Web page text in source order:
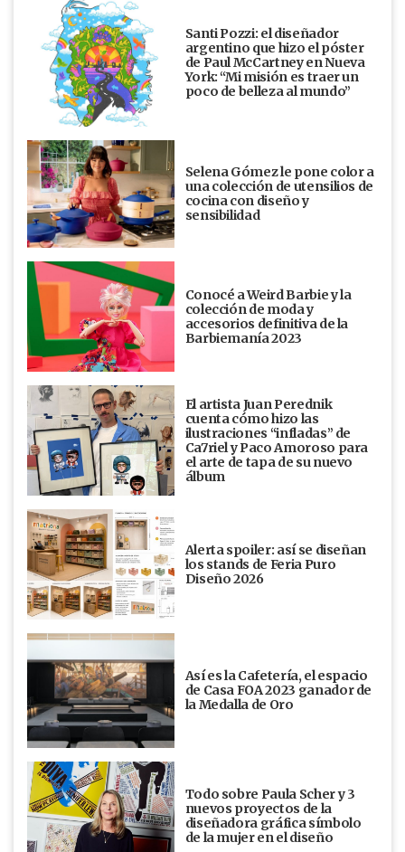
Santi Pozzi: el diseñador
argentino que hizo el póster
de Paul McCartney en Nueva
York: “Mi misión es traer un
poco de belleza al mundo”
Selena Gómez le pone color a
una colección de utensilios de
cocina con diseño y
sensibilidad
Conocé a Weird Barbie y la
colección de moda y
accesorios definitiva de la
Barbiemanía 2023
El artista Juan Perednik
cuenta cómo hizo las
ilustraciones “infladas” de
Ca7riel y Paco Amoroso para
el arte de tapa de su nuevo
álbum
Alerta spoiler: así se diseñan
los stands de Feria Puro
Diseño 2026
Así es la Cafetería, el espacio
de Casa FOA 2023 ganador de
la Medalla de Oro
Todo sobre Paula Scher y 3
nuevos proyectos de la
diseñadora gráfica símbolo
de la mujer en el diseño